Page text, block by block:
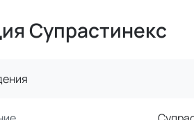
Супрастинекс